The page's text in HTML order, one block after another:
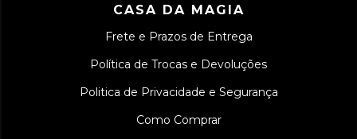
CASA DA MAGIA
Frete e Prazos de Entrega
Política de Trocas e Devoluções
Politica de Privacidade e Segurança
Como Comprar